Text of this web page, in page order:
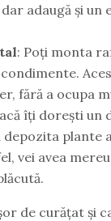
adaugă și un
: Poți monta
fără a ocupa
îți dorești un
plante
vei avea
de curățat și